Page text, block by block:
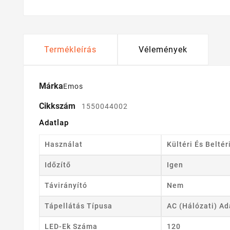
Termékleírás Vélemények
MárkaEmos
Cikkszám 1550044002
Adatlap
Használat Kültéri És Beltéri
Időzítő Igen
Távirányító Nem
Tápellátás Típusa AC (hálózati)
LED-Ek Száma 120